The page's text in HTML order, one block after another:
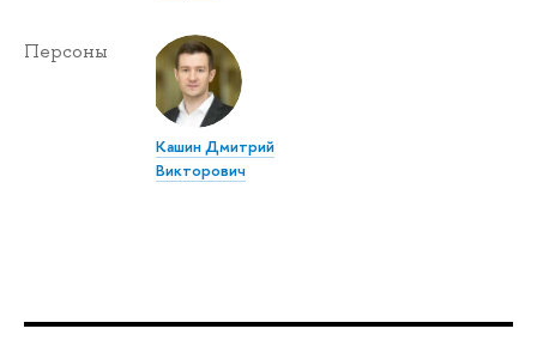
Персоны
Кашин Дмитрий
Викторович